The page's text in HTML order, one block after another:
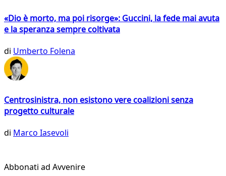
«Dio è morto, ma poi risorge»: Guccini, la fede mai avuta
e la speranza sempre coltivata
di Umberto Folena
Centrosinistra, non esistono vere coalizioni senza
progetto culturale
di Marco Iasevoli
Abbonati ad Avvenire